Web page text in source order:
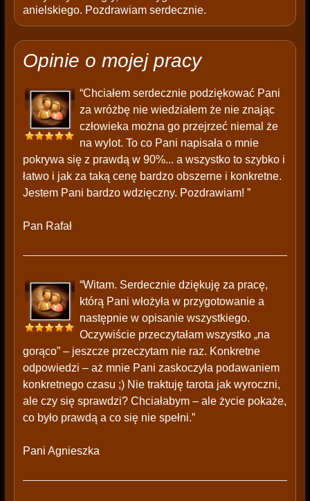
anielskiego. Pozdrawiam serdecznie.
Opinie o mojej pracy
“Chciałem serdecznie podziękować Pani
za wróżbę nie wiedziałem że nie znając
człowieka można go przejrzeć niemal że
na wylot. To co Pani napisała o mnie
pokrywa się z prawdą w 90%... a wszystko to szybko i
łatwo i jak za taką cenę bardzo obszerne i konkretne.
Jestem Pani bardzo wdzięczny. Pozdrawiam! ”
Pan Rafał
“Witam. Serdecznie dziękuję za pracę,
którą Pani włożyła w przygotowanie a
następnie w opisanie wszystkiego.
Oczywiście przeczytałam wszystko „na
gorąco” – jeszcze przeczytam nie raz. Konkretne
odpowiedzi – aż mnie Pani zaskoczyła podawaniem
konkretnego czasu ;) Nie traktuję tarota jak wyroczni,
ale czy się sprawdzi? Chciałabym – ale życie pokaże,
co było prawdą a co się nie spełni.”
Pani Agnieszka